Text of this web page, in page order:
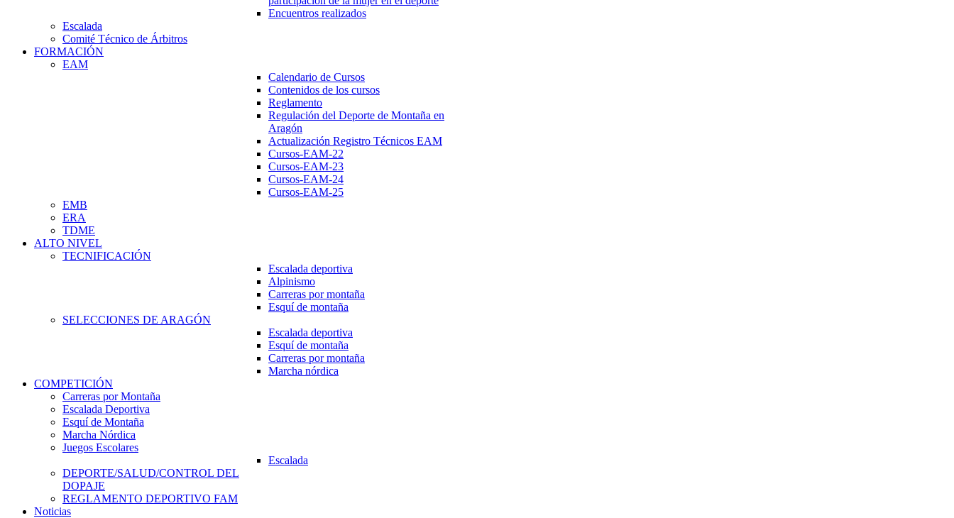
Encuentros realizados
Escalada
Comité Técnico de Árbitros
FORMACIÓN
EAM
Calendario de Cursos
Contenidos de los cursos
Reglamento
Regulación del Deporte de Montaña en
Aragón
Actualización Registro Técnicos EAM
Cursos-EAM-22
Cursos-EAM-23
Cursos-EAM-24
Cursos-EAM-25
EMB
ERA
TDME
ALTO NIVEL
TECNIFICACIÓN
Escalada deportiva
Alpinismo
Carreras por montaña
Esquí de montaña
SELECCIONES DE ARAGÓN
Escalada deportiva
Esquí de montaña
Carreras por montaña
Marcha nórdica
COMPETICIÓN
Carreras por Montaña
Escalada Deportiva
Esquí de Montaña
Marcha Nórdica
Juegos Escolares
Escalada
DEPORTE/SALUD/CONTROL DEL
DOPAJE
REGLAMENTO DEPORTIVO FAM
Noticias